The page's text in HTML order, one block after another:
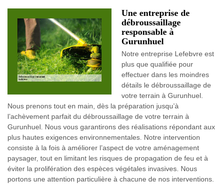
Une entreprise de
débroussaillage
responsable à
Gurunhuel
Notre entreprise Lefebvre est
plus que qualifiée pour
effectuer dans les moindres
détails le débroussaillage de
votre terrain à Gurunhuel.
Nous prenons tout en main, dès la préparation jusqu’à
l’achèvement parfait du débroussaillage de votre terrain à
Gurunhuel. Nous vous garantirons des réalisations répondant aux
plus hautes exigences environnementales. Notre intervention
consiste à la fois à améliorer l’aspect de votre aménagement
paysager, tout en limitant les risques de propagation de feu et à
éviter la prolifération des espèces végétales invasives. Nous
portons une attention particulière à chacune de nos interventions.